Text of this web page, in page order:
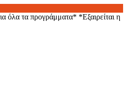
όλα τα προγράμματα* *Εξαιρείται η